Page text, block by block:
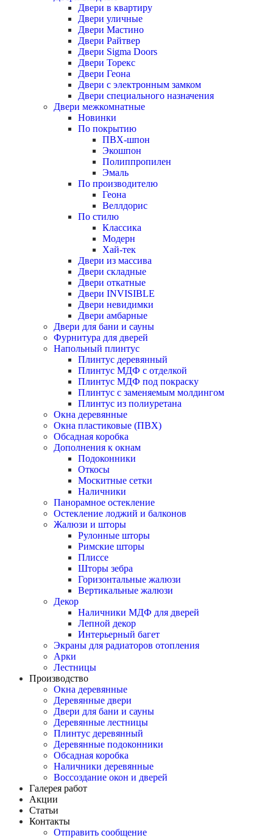
Двери в квартиру
Двери уличные
Двери Мастино
Двери Райтвер
Двери Sigma Doors
Двери Торекс
Двери Геона
Двери с электронным замком
Двери специального назначения
Двери межкомнатные
Новинки
По покрытию
ПВХ-шпон
Экошпон
Полиппропилен
Эмаль
По производителю
Геона
Веллдорис
По стилю
Классика
Модерн
Хай-тек
Двери из массива
Двери складные
Двери откатные
Двери INVISIBLE
Двери невидимки
Двери амбарные
Двери для бани и сауны
Фурнитура для дверей
Напольный плинтус
Плинтус деревянный
Плинтус МДФ с отделкой
Плинтус МДФ под покраску
Плинтус с заменяемым молдингом
Плинтус из полиуретана
Окна деревянные
Окна пластиковые (ПВХ)
Обсадная коробка
Дополнения к окнам
Подоконники
Откосы
Москитные сетки
Наличники
Панорамное остекление
Остекление лоджий и балконов
Жалюзи и шторы
Рулонные шторы
Римские шторы
Плиссе
Шторы зебра
Горизонтальные жалюзи
Вертикальные жалюзи
Декор
Наличники МДФ для дверей
Лепной декор
Интерьерный багет
Экраны для радиаторов отопления
Арки
Лестницы
Производство
Окна деревянные
Деревянные двери
Двери для бани и сауны
Деревянные лестницы
Плинтус деревянный
Деревянные подоконники
Обсадная коробка
Наличники деревянные
Воссоздание окон и дверей
Галерея работ
Акции
Статьи
Контакты
Отправить сообщение